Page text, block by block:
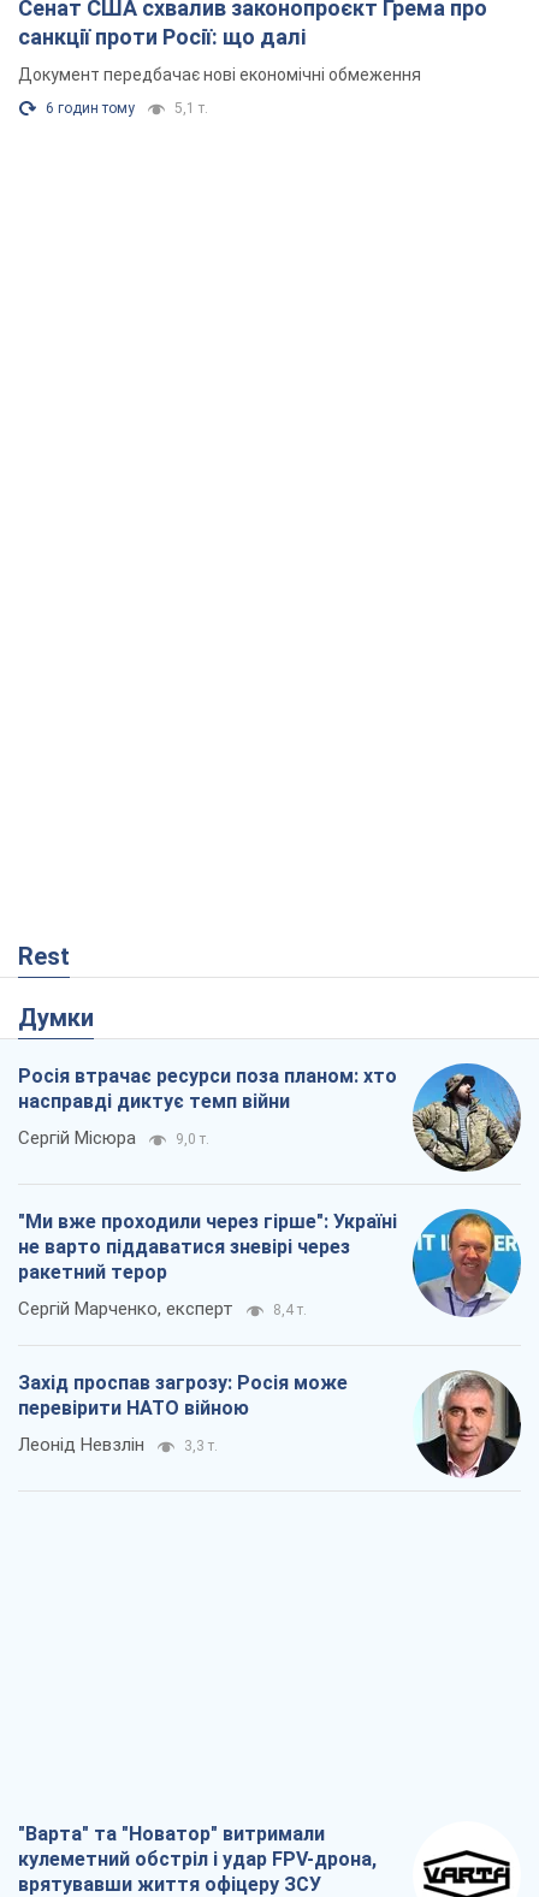
Сенат США схвалив законопроєкт Грема про
санкції проти Росії: що далі
Документ передбачає нові економічні обмеження
6 годин тому 5,1 т.
Rest
Думки
Росія втрачає ресурси поза планом: хто
насправді диктує темп війни
Сергій Місюра 9,0 т.
"Ми вже проходили через гірше": Україні
не варто піддаватися зневірі через
ракетний терор
Сергій Марченко, експерт 8,4 т.
Захід проспав загрозу: Росія може
перевірити НАТО війною
Леонід Невзлін 3,3 т.
"Варта" та "Новатор" витримали
кулеметний обстріл і удар FPV-дрона,
врятувавши життя офіцеру ЗСУ